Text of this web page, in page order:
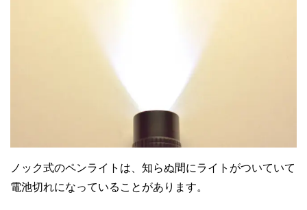
ノック式のペンライトは、知らぬ間にライトがついていて
電池切れになっていることがあります。